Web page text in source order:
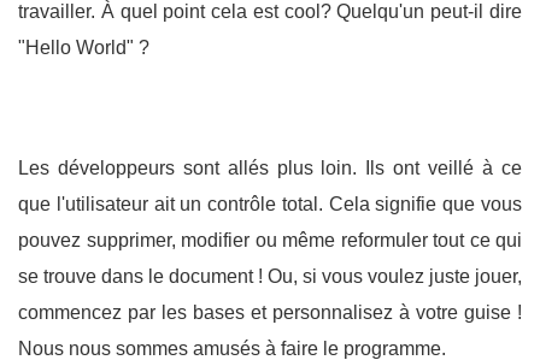
travailler. À quel point cela est cool? Quelqu'un peut-il dire
"Hello World" ?
Les développeurs sont allés plus loin. Ils ont veillé à ce
que l'utilisateur ait un contrôle total. Cela signifie que vous
pouvez supprimer, modifier ou même reformuler tout ce qui
se trouve dans le document ! Ou, si vous voulez juste jouer,
commencez par les bases et personnalisez à votre guise !
Nous nous sommes amusés à faire le programme.